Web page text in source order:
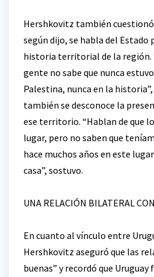
Hershkovitz también
según dijo, se habla del Estado
historia territorial de la región.
gente no sabe que nunca
Palestina, nunca en la
también se desconoce la
ese territorio. “Hablan de que
lugar, pero no saben que
hace muchos años en este
casa”, sostuvo.
UNA RELACIÓN BILATERAL
En cuanto al vínculo entre
Hershkovitz aseguró que las
buenas” y recordó que